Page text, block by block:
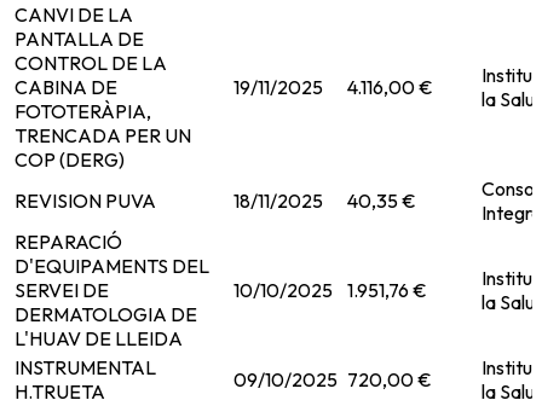
CANVI DE LA
PANTALLA DE
CONTROL DE LA
CABINA DE
FOTOTERÀPIA,
TRENCADA PER UN
COP (DERG)
19/11/2025 4.116,00 €
la
REVISION PUVA 18/11/2025 40,35 €
REPARACIÓ
D'EQUIPAMENTS DEL
SERVEI DE
DERMATOLOGIA DE
L'HUAV DE LLEIDA
10/10/2025 1.951,76 €
la
INSTRUMENTAL
H.TRUETA
09/10/2025 720,00 €
la